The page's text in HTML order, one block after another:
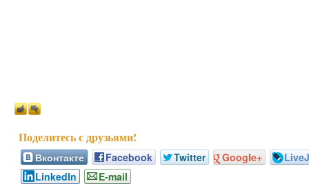
Вконтакте Facebook Twitter Google+
LinkedIn
E-mail